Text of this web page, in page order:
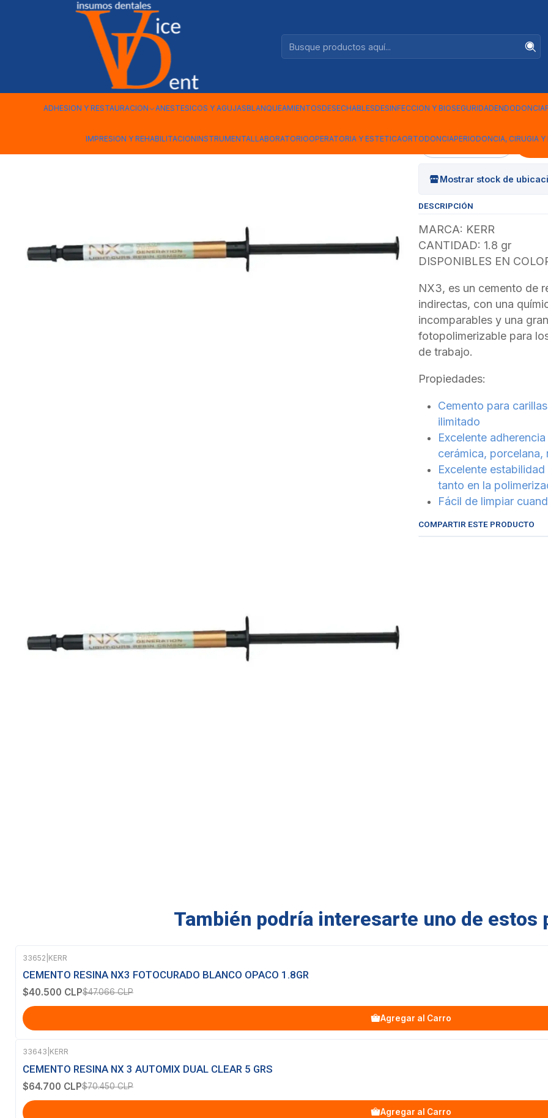
ADHESION Y RESTAURACION ANESTESICOS Y AGUJASBLANQUEAMIENTOSDESECHABLESDESINFECCION Y BIOSEGURIDADENDODONCIA
IMPRESION Y REHABILITACIONINSTRUMENTALLABORATORIOOPERATORIA Y ESTETICAORTODONCIAPERIODONCIA, CIRUGIA Y
ADHESION Y RESTAURACION Cemento Resina NX3 Fotocurado Yellow 1.8gr
Yellow
Mostrar stock de
DESCRIPCIÓN
MARCA: KERR
CANTIDAD: 1.8 gr
DISPONIBLES EN
NX3, es un cemento de
indirectas, con una
incomparables y una
fotopolimerizable para
de trabajo.
Propiedades:
Cemento para
ilimitado
Excelente
cerámica, porcelana,
Excelente
tanto en la
Fácil de limpiar
COMPARTIR ESTE PRODUCTO
También podría interesarte uno de estos
-14%OFF
33652 KERR
CEMENTO RESINA NX3 FOTOCURADO BLANCO OPACO 1.8GR
$40.500 CLP$47.066 CLP
Agregar al Carro
-8%OFF
33643 KERR
CEMENTO RESINA NX 3 AUTOMIX DUAL CLEAR 5 GRS
$64.700 CLP$70.450 CLP
Agregar al Carro